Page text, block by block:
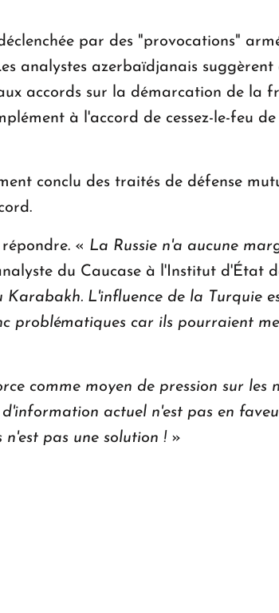
par des "provocations"
analystes azerbaïdjanais
accords sur la démarcation de la
à l'accord de cessez-le-feu de
conclu des traités de défense
« La Russie n'a aucune
du Caucase à l'Institut d'État
L'influence de la Turquie
problématiques car ils pourraient
comme moyen de pression sur les
actuel n'est pas en
pas une solution ! »